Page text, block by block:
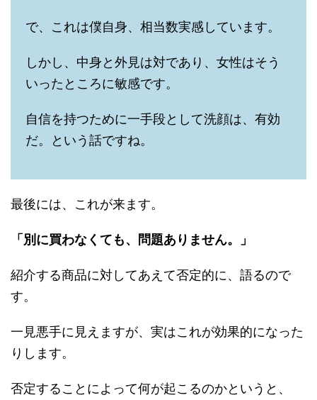
で、これは僕自身、相当数実感しています。
しかし、中身と外見は対であり、女性はそう
いったところに敏感です。
自信を持つために一手段として洗顔は、有効
だ。という話ですね。
最後には、これが来ます。
「別に買わなくても、問題ありません。」
紹介する商品に対してあえて否定的に、語るので
す。
一見悪手に見えますが、実はこれが効果的になった
りします。
否定することによって何が起こるのかというと、